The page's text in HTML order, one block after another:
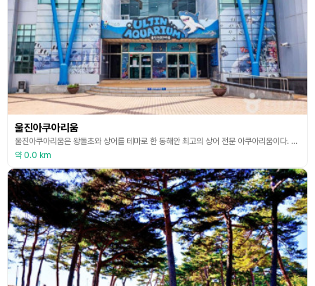
울진아쿠아리움
울진아쿠아리움은 왕돌초와 상어를 테마로 한 동해안 최고의 상어 전문 아쿠아리움이다. 동해바다를 그대로 옮겨놓은 듯한 울진아쿠아리움은 초대형 수중암초인 왕돌초를 재현했고, 상어와 수달, 물범, 거북이 등 총 150종 여 마리의 다양한 해양생물을 전시하고 있다. 동해안에 서식하는 다양한 수중생물들부터 전 세계 희귀 어종에 이르기까지 풍요로운 바다 세계를 그대로 옮겨놓았다. 수족관은 펭귄 Zone, 상어 Zone, 아쿠아 갤러리 Zone 등으로 구성되어 있다
약 0.0 km